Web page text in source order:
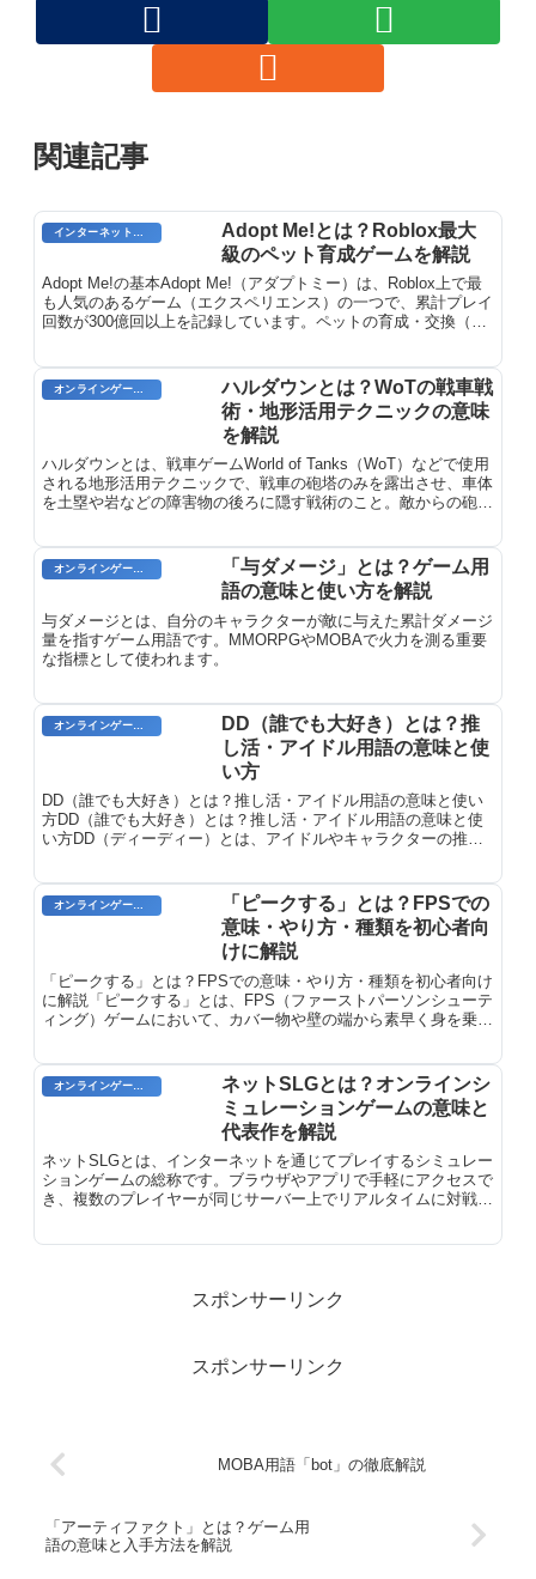
関連記事
Adopt Me!とは？Roblox最大
級のペット育成ゲームを解説
Adopt Me!の基本Adopt Me!（アダプトミー）は、Roblox上で最
も人気のあるゲーム（エクスペリエンス）の一つで、累計プレイ
回数が300億回以上を記録しています。ペットの育成・交換（ト
ハルダウンとは？WoTの戦車戦
術・地形活用テクニックの意味
を解説
ハルダウンとは、戦車ゲームWorld of Tanks（WoT）などで使用
される地形活用テクニックで、戦車の砲塔のみを露出させ、車体
を土塁や岩などの障害物の後ろに隠す戦術のこと。敵からの砲撃
オンラインゲーム用語
「与ダメージ」とは？ゲーム用
語の意味と使い方を解説
与ダメージとは、自分のキャラクターが敵に与えた累計ダメージ
量を指すゲーム用語です。MMORPGやMOBAで火力を測る重要
な指標として使われます。
DD（誰でも大好き）とは？推
し活・アイドル用語の意味と使
い方
DD（誰でも大好き）とは？推し活・アイドル用語の意味と使い
方DD（誰でも大好き）とは？推し活・アイドル用語の意味と使
い方DD（ディーディー）とは、アイドルやキャラクターの推し
オンラインゲーム用語
「ピークする」とは？FPSでの
意味・やり方・種類を初心者向
けに解説
「ピークする」とは？FPSでの意味・やり方・種類を初心者向け
に解説「ピークする」とは、FPS（ファーストパーソンシューテ
ィング）ゲームにおいて、カバー物や壁の端から素早く身を乗り
ネットSLGとは？オンラインシ
ミュレーションゲームの意味と
代表作を解説
ネットSLGとは、インターネットを通じてプレイするシミュレー
ションゲームの総称です。ブラウザやアプリで手軽にアクセスで
き、複数のプレイヤーが同じサーバー上でリアルタイムに対戦・
スポンサーリンク
スポンサーリンク
MOBA用語「bot」の徹底解説
「アーティファクト」とは？ゲーム用
語の意味と入手方法を解説